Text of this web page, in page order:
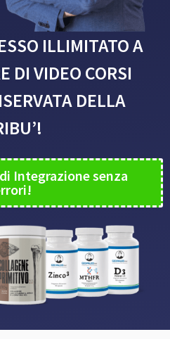
ILLIMITATO A
DI VIDEO CORSI
DELLA
Integrazione senza